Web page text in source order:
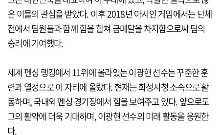
은 이들의 관심을 받았다. 이후 2018년 아시안 게임에서는 단체
전에서 팀원들과 함께 힘을 합쳐 금메달을 차지함으로써 팀의
승리에 기여했다.
세계 펜싱 랭킹에서 11위에 올라있는 이광현 선수는 꾸준한 훈
련과 열정으로 이 자리에 올랐다. 현재는 화성시청 소속으로 활
동하며, 국내외 펜싱 경기장에서 힘을 보여주고 있다. 앞으로도
그의 활약에 더욱 기대하며, 이광현 선수의 미래 활동을 응원한
다.